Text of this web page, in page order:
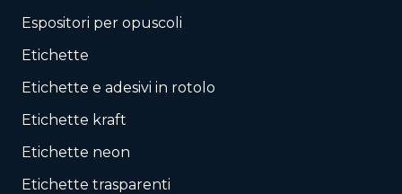
Espositori per opuscoli
Etichette
Etichette e adesivi in rotolo
Etichette kraft
Etichette neon
Etichette trasparenti